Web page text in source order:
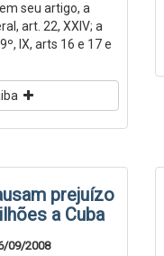
seu artigo, a
art. 22, XXIV; a
IX, arts 16 e 17 e
prejuízo
a Cuba
09/2008